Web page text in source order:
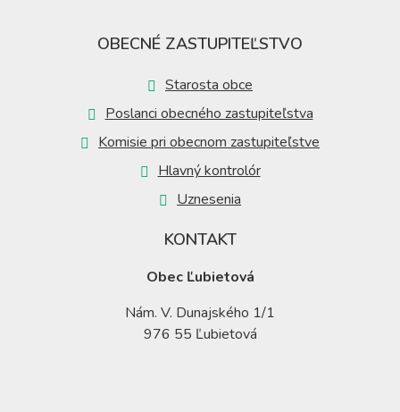
OBECNÉ ZASTUPITEĽSTVO
Starosta obce
Poslanci obecného zastupiteľstva
Komisie pri obecnom zastupiteľstve
Hlavný kontrolór
Uznesenia
KONTAKT
Obec Ľubietová
Nám. V. Dunajského 1/1
976 55 Ľubietová